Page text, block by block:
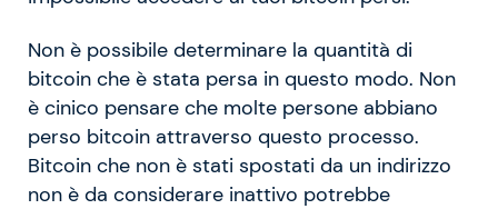
Non è possibile determinare la quantità di
bitcoin che è stata persa in questo modo. Non
è cinico pensare che molte persone abbiano
perso bitcoin attraverso questo processo.
Bitcoin che non è stati spostati da un indirizzo
non è da considerare inattivo potrebbe